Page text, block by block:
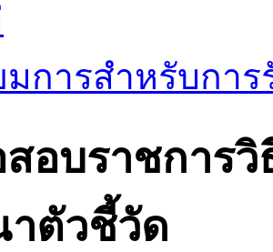
มการสำหรับกา
อบราชการวิ
ตัวชี้วัด